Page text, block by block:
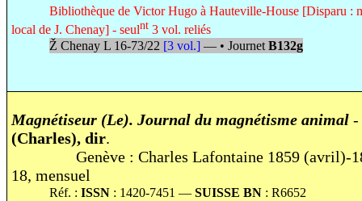
Bibliothèque de Victor Hugo à Hauteville-House [Disparu :
local de J. Chenay] - seulnt3 vol. reliés
Ž Chenay L 16-73/22 [3 vol.]— • JournetB132g
Magnétiseur (Le). Journal du magnétisme animal-
(Charles), dir.
Genève : Charles Lafontaine 1859 (avril)-
18, mensuel
Réf. : ISSN: 1420-7451 — SUISSE BN: R6652